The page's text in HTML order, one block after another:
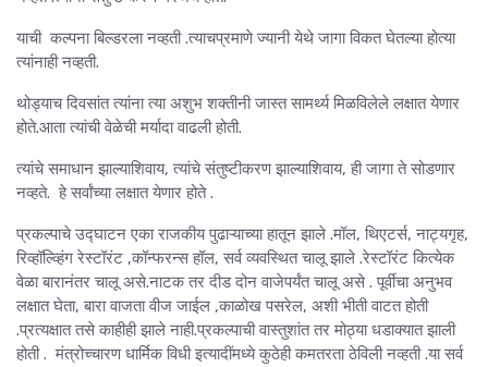
याची कल्पना बिल्डरला नव्हती .त्याचप्रमाणे ज्यानी येथे जागा विकत घेतल्या होत्या
त्यांनाही नव्हती.
थोड्याच दिवसांत त्यांना त्या अशुभ शक्तीनी जास्त सामर्थ्य मिळविलेले लक्षात येणार
होते.आता त्यांची वेळेची मर्यादा वाढली होती.
त्यांचे समाधान झाल्याशिवाय, त्यांचे संतुष्टीकरण झाल्याशिवाय, ही जागा ते सोडणार
नव्हते. हे सर्वांच्या लक्षात येणार होते .
प्रकल्पाचे उद्घाटन एका राजकीय पुढाऱ्याच्या हातून झाले .मॉल, थिएटर्स, नाट्यगृह,
रिव्हॉल्व्हिंग रेस्टॉरंट ,कॉन्फरन्स हॉल, सर्व व्यवस्थित चालू झाले .रेस्टॉरंट कित्येक
वेळा बारानंतर चालू असे.नाटक तर दीड दोन वाजेपर्यंत चालू असे . पूर्वीचा अनुभव
लक्षात घेता, बारा वाजता वीज जाईल ,काळोख पसरेल, अशी भीती वाटत होती
.प्रत्यक्षात तसे काहीही झाले नाही.प्रकल्पाची वास्तुशांत तर मोठ्या धडाक्यात झाली
होती . मंत्रोच्चारण धार्मिक विधी इत्यादींमध्ये कुठेही कमतरता ठेविली नव्हती .या सर्व